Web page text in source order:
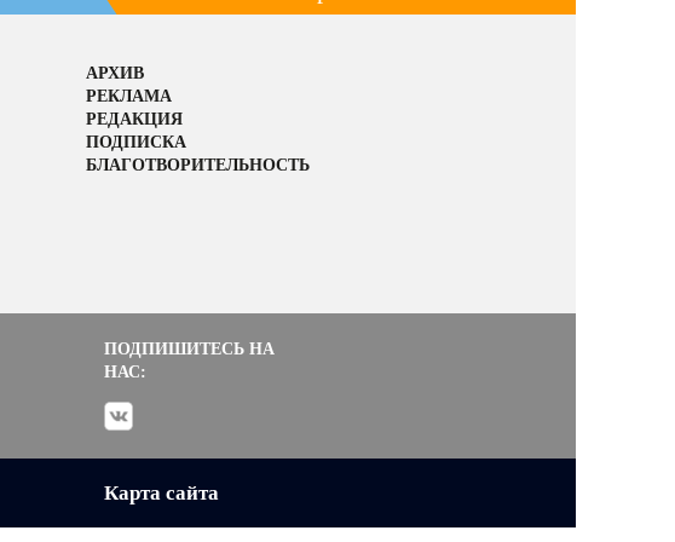
АРХИВ
РЕКЛАМА
РЕДАКЦИЯ
ПОДПИСКА
БЛАГОТВОРИТЕЛЬНОСТЬ
ПОДПИШИТЕСЬ НА
НАС:
Карта сайта